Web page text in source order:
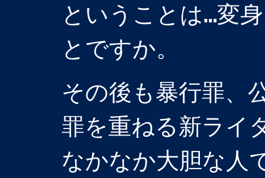
ということは…変
とですか。
その後も暴行罪、
罪を重ねる新ライ
なかなか大胆な人